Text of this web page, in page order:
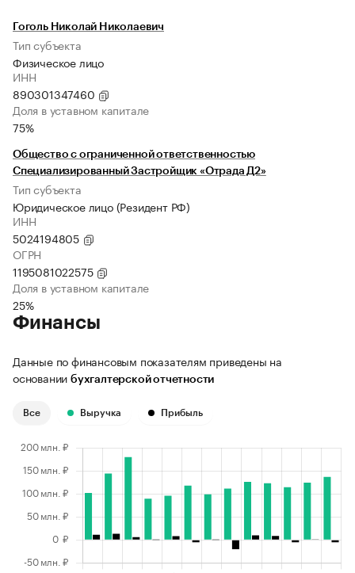
Гоголь Николай Николаевич
Тип субъекта
Физическое лицо
ИНН
890301347460
Доля в уставном капитале
75%
Общество с ограниченной ответственностью
Специализированный Застройщик «Отрада Д2»
Тип субъекта
Юридическое лицо (Резидент РФ)
ИНН
5024194805
ОГРН
1195081022575
Доля в уставном капитале
25%
Финансы
Данные по финансовым показателям приведены на
основании бухгалтерской отчетности
Все Выручка Прибыль